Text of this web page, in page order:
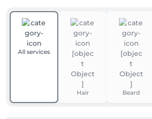
All services
Hair Beard